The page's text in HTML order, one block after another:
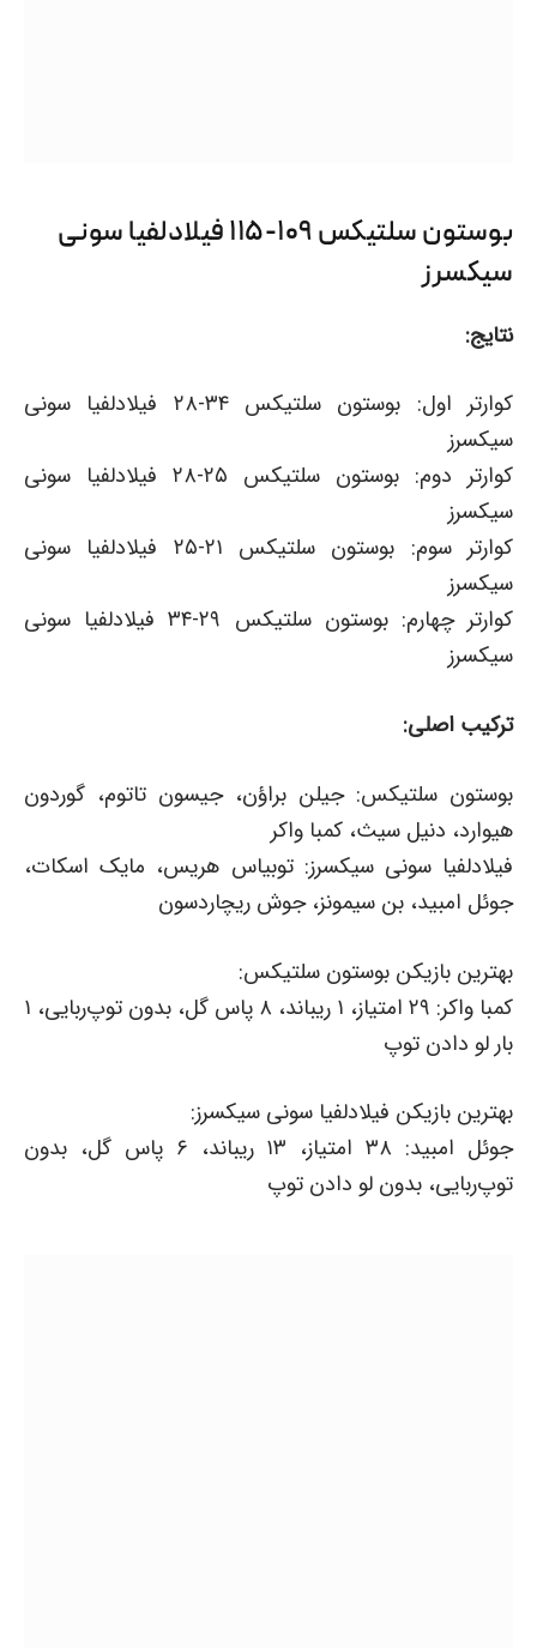
بوستون سلتیکس ۱۰۹-۱۱۵ فیلادلفیا سونی
سیکسرز
نتایج:
کوارتر اول: بوستون سلتیکس ۳۴-۲۸ فیلادلفیا سونی
سیکسرز
کوارتر دوم: بوستون سلتیکس ۲۵-۲۸ فیلادلفیا سونی
سیکسرز
کوارتر سوم: بوستون سلتیکس ۲۱-۲۵ فیلادلفیا سونی
سیکسرز
کوارتر چهارم: بوستون سلتیکس ۲۹-۳۴ فیلادلفیا سونی
سیکسرز
ترکیب اصلی:
بوستون سلتیکس: جیلن براؤن، جیسون تاتوم، گوردون
هیوارد، دنیل سیث، کمبا واکر
فیلادلفیا سونی سیکسرز: توبیاس هریس، مایک اسکات،
جوئل امبید، بن سیمونز، جوش ریچاردسون
بهترین بازیکن بوستون سلتیکس:
کمبا واکر: ۲۹ امتیاز، ۱ ریباند، ۸ پاس گل، بدون توپ‌ربایی، ۱
بار لو دادن توپ
بهترین بازیکن فیلادلفیا سونی سیکسرز:
جوئل امبید: ۳۸ امتیاز، ۱۳ ریباند، ۶ پاس گل، بدون
توپ‌ربایی، بدون لو دادن توپ